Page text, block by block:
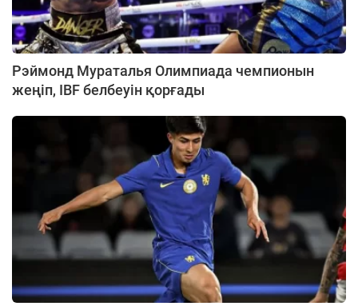
Рэймонд Мураталья Олимпиада чемпионын
жеңіп, IBF белбеуін қорғады